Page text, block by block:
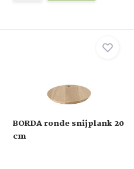
BORDA ronde snijplank 20
cm